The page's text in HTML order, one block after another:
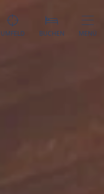
UMFELD BUCHEN MENÜ